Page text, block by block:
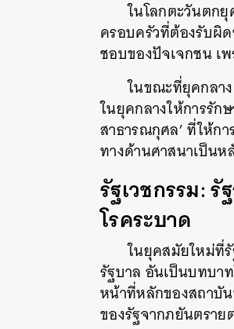
ในโลกตะวันตก
ครอบครัวที่ต้องรับผิ
ชอบของปัจเจกชนเ
ในขณะที่ยุคกลาง
ในยุคกลางให้การรัก
สาธารณกุศล’ที่ให้ก
ทางด้านศาสนาเป็นห
รัฐเวชกรรม:รั
โรคระบาด
ในยุคสมัยใหม่ที่
รัฐบาล อันเป็นบทบา
หน้าที่หลักของสถาบั
ของรัฐจากภยันตรา